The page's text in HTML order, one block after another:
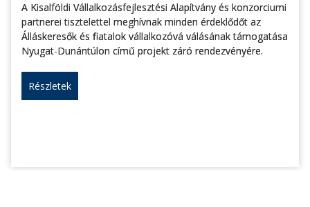
A Kisalföldi Vállalkozásfejlesztési Alapítvány és konzorciumi
partnerei tisztelettel meghívnak minden érdeklődőt az
Álláskeresők és fiatalok vállalkozóvá válásának támogatása
Nyugat-Dunántúlon című projekt záró rendezvényére.
Részletek